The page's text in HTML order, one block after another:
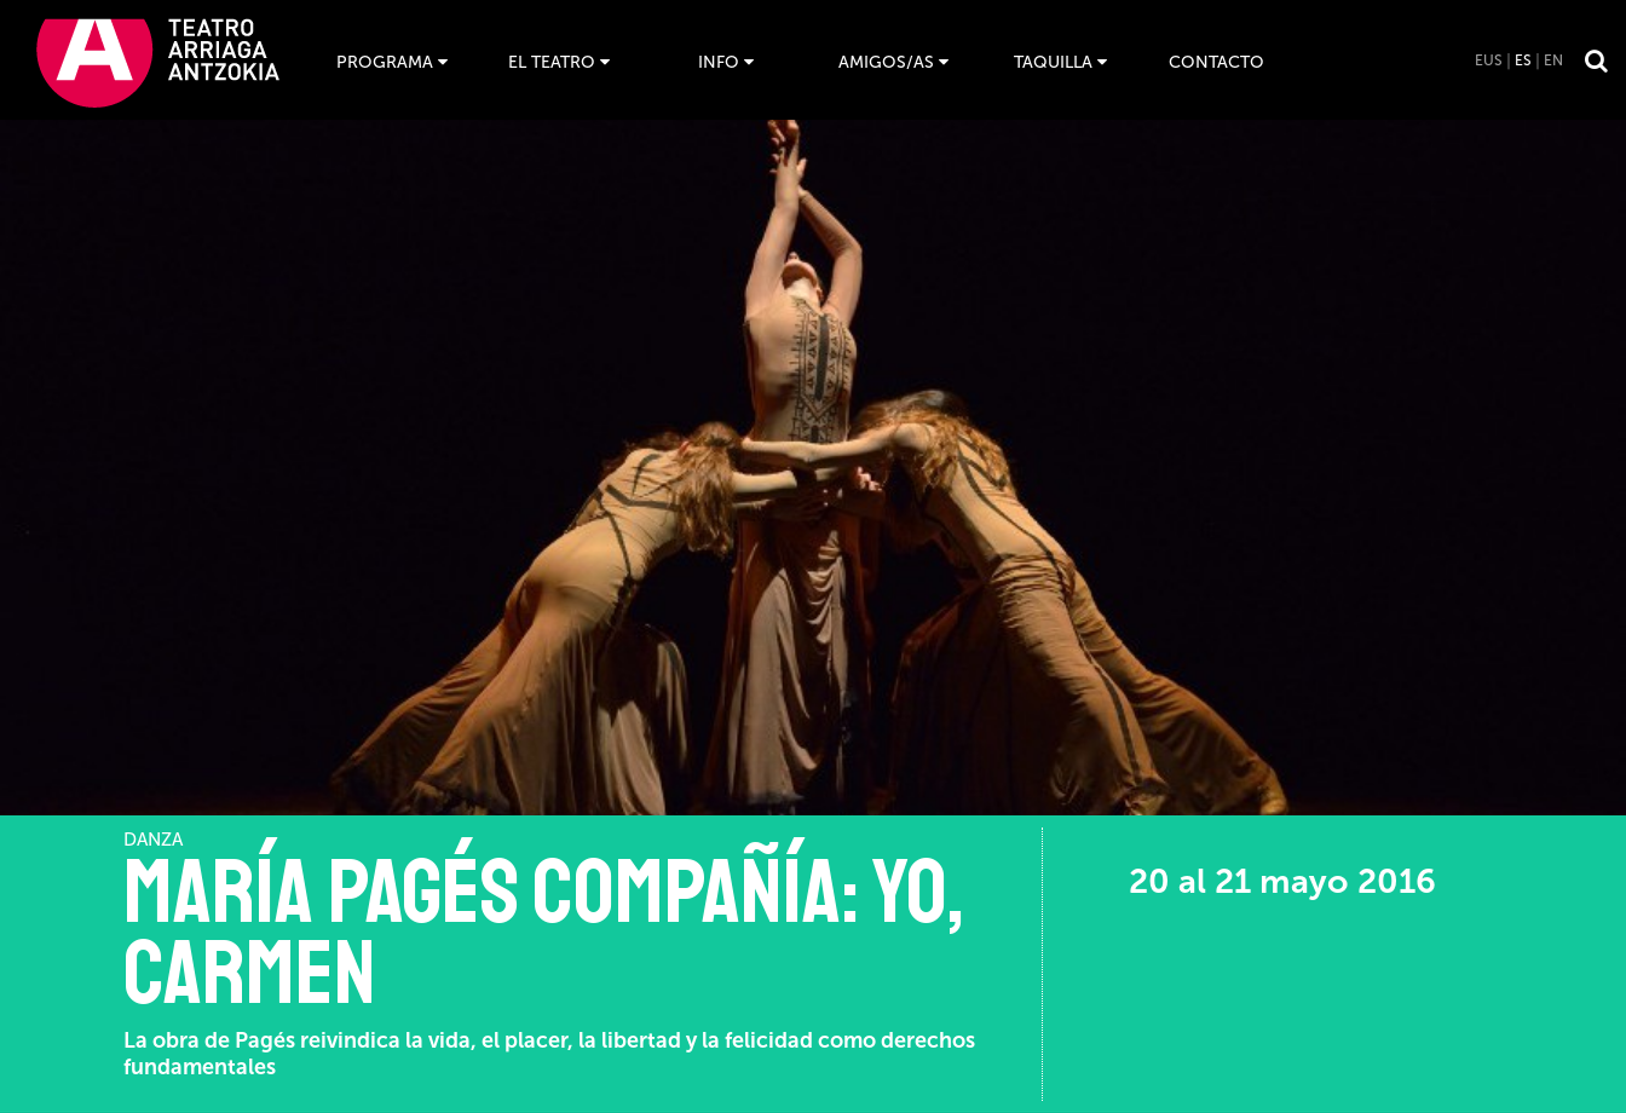
PROGRAMA EL TEATRO INFO AMIGOS/AS TAQUILLA CONTACTO EUS ES EN
DANZA
María Pagés compañía: Yo,
Carmen
La obra de Pagés reivindica la vida, el placer, la libertad y la felicidad como derechos
fundamentales
20 al 21 mayo 2016